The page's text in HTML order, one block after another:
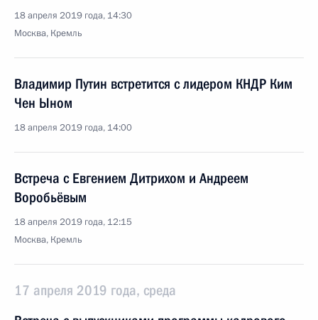
18 апреля 2019 года, 14:30
Москва, Кремль
Владимир Путин встретится с лидером КНДР Ким
Чен Ыном
18 апреля 2019 года, 14:00
Встреча с Евгением Дитрихом и Андреем
Воробьёвым
18 апреля 2019 года, 12:15
Москва, Кремль
17 апреля 2019 года, среда